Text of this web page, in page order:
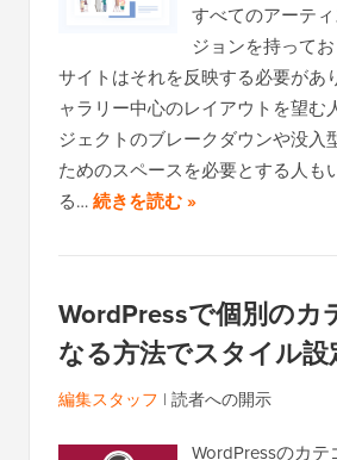
すべてのアーテ
ジョンを持って
サイトはそれを反映する必要があ
ャラリー中心のレイアウトを望む
ジェクトのブレークダウンや没入
ためのスペースを必要とする人も
る…続きを読む »
WordPressで個別のカ
なる方法でスタイル
編集スタッフ | 読者への開示
WordPressのカ